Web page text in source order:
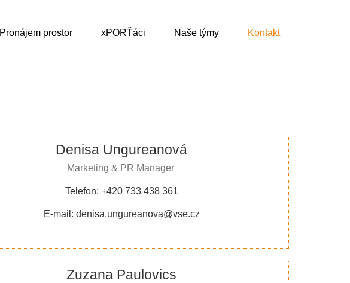
Pronájem prostor xPORŤáci Naše týmy Kontakt
Denisa Ungureanová
Marketing & PR Manager
Telefon: +420 733 438 361
E-mail: denisa.ungureanova@vse.cz
Zuzana Paulovics